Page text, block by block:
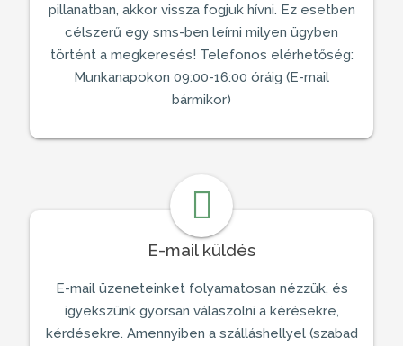
pillanatban, akkor vissza fogjuk hívni. Ez esetben
célszerű egy sms-ben leírni milyen ügyben
történt a megkeresés! Telefonos elérhetőség:
Munkanapokon 09:00-16:00 óráig (E-mail
bármikor)
E-mail küldés
E-mail üzeneteinket folyamatosan nézzük, és
igyekszünk gyorsan válaszolni a kérésekre,
kérdésekre. Amennyiben a szálláshellyel(szabad